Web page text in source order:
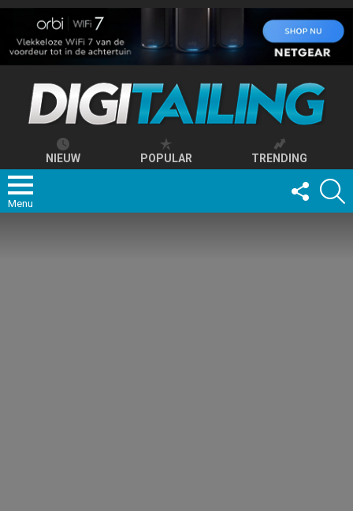
NIEUW POPULAR TRENDING
Menu
FOLLOW
US